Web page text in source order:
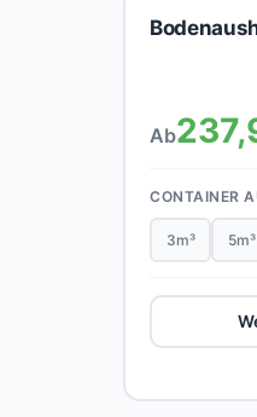
Ab
CONTAINER
3m³ 5m³